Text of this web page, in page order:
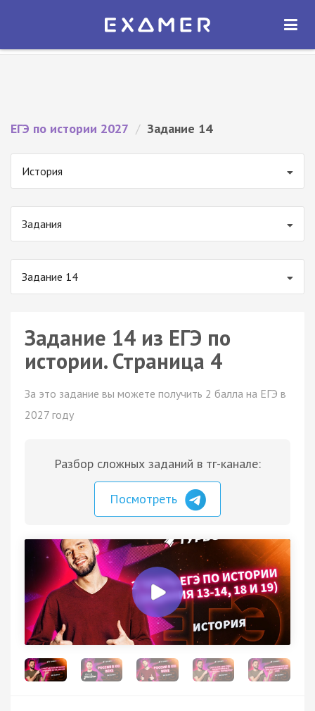
Экзамер — ЕГЭ 2027
ОТКРЫТЬ
ЕГЭ по истории 2027 / Задание 14
История
Задания
Задание 14
Задание 14 из ЕГЭ по
истории. Страница 4
За это задание вы можете получить 2 балла на ЕГЭ в
2027 году
Разбор сложных заданий в тг-канале:
Посмотреть